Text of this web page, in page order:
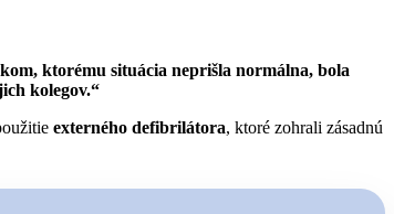
ktorému situácia neprišla normálna, bola
kolegov.“
externého defibrilátora, ktoré zohrali zásadnú